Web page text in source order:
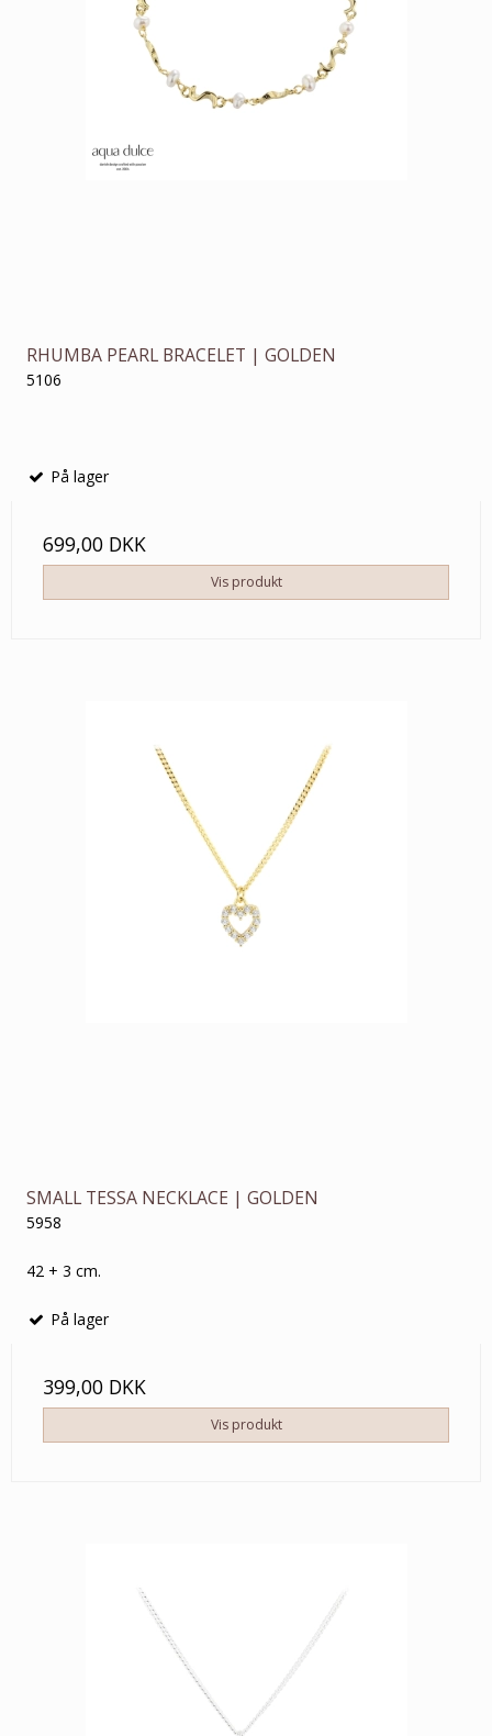
RHUMBA PEARL BRACELET | GOLDEN
5106
På lager
699,00 DKK
Vis produkt
SMALL TESSA NECKLACE | GOLDEN
5958
42 + 3 cm.
På lager
399,00 DKK
Vis produkt